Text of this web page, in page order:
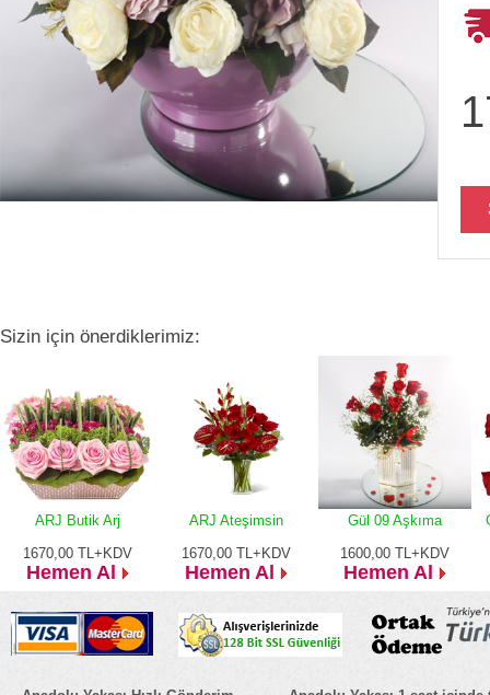
Sizin için önerdiklerimiz:
ARJ Butik Arj
1670,00 TL+KDV
Hemen Al
ARJ Ateşimsin
1670,00 TL+KDV
Hemen Al
Gül 09 Aşkıma
1600,00 TL+KDV
Hemen Al